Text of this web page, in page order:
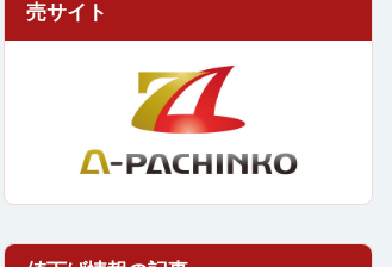
売サイト